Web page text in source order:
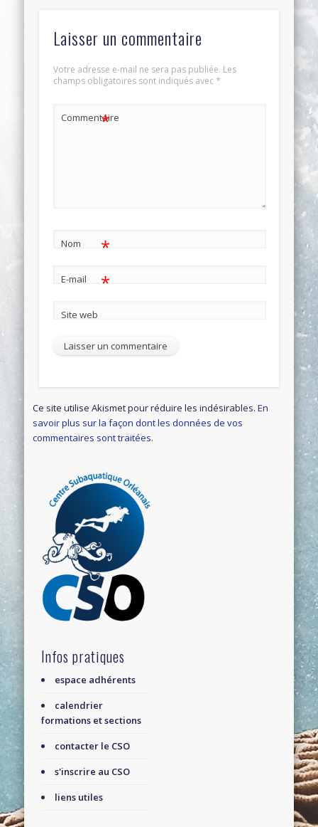
Laisser un commentaire
Votre adresse e-mail ne sera pas publiée. Les
champs obligatoires sont indiqués avec*
Commentaire
*
Nom *
E-mail *
Site web
Ce site utilise Akismet pour réduire les indésirables.En
savoir plus sur la façon dont les données de vos
commentaires sont traitées.
Infos pratiques
espace adhérents
calendrier
formations et sections
contacter le CSO
s'inscrire au CSO
liens utiles